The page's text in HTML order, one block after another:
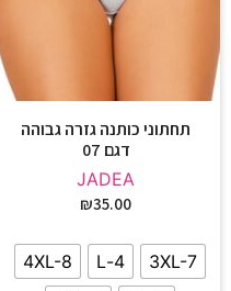
תחתוני כותנה גזרה גבוהה
דגם 07
JADEA
₪35.00
3XL-7
4-L
4XL-8